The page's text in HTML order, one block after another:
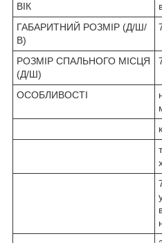
ВІК
ГАБАРИТНИЙ РОЗМІР (Д/Ш/
В)
РОЗМІР СПАЛЬНОГО МІСЦЯ
(Д/Ш)
ОСОБЛИВОСТІ